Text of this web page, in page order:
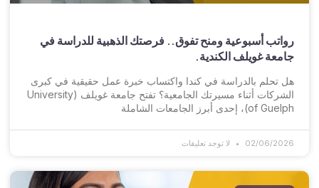
رواتب أسبوعية ومنح تفوق.. فرصتك الذهبية للدراسة في
جامعة غويلف الكندية.
هل تحلم بالدراسة في كندا واكتساب خبرة عمل حقيقية في كبرى
الشركات أثناء مسيرتك الجامعية؟ تفتح جامعة غويلف (University
of Guelph)، إحدى أبرز الجامعات الشاملة
02/06/2026 لا توجد تعليقات